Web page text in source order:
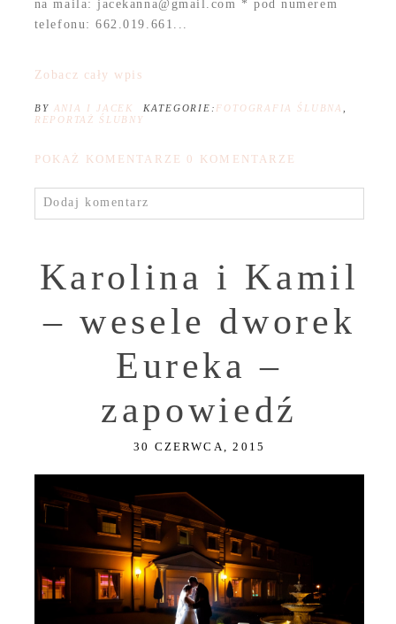
na maila: jacekanna@gmail.com * pod numerem
telefonu: 662.019.661...
Zobacz cały wpis
BY ANIA I JACEK KATEGORIE: FOTOGRAFIA ŚLUBNA
REPORTAŻ ŚLUBNY
POKAŻ KOMENTARZE 0 KOMENTARZE
Dodaj komentarz
Karolina i Kamil
– wesele dworek
Eureka –
zapowiedź
30 CZERWCA, 2015